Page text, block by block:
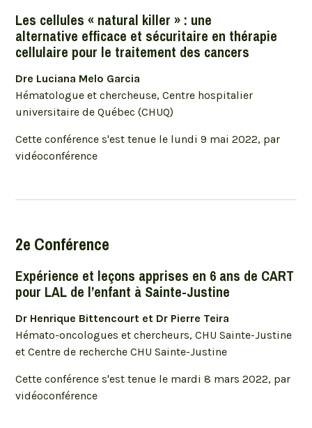
Les cellules « natural killer » : une
alternative efficace et sécuritaire en thérapie
cellulaire pour le traitement des cancers
Dre Luciana Melo Garcia
Hématologue et chercheuse, Centre hospitalier
universitaire de Québec (CHUQ)
Cette conférence s'est tenue le lundi 9 mai 2022, par
vidéoconférence
2e Conférence
Expérience et leçons apprises en 6 ans de CART
pour LAL de l’enfant à Sainte-Justine
Dr Henrique Bittencourt et Dr Pierre Teira
Hémato-oncologues et chercheurs, CHU Sainte-Justine
et Centre de recherche CHU Sainte-Justine
Cette conférence s'est tenue le mardi 8 mars 2022, par
vidéoconférence